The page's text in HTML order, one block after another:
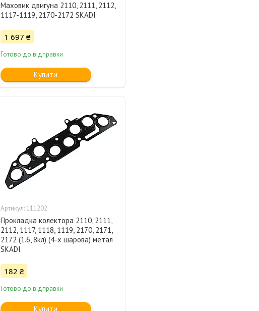
Маховик двигуна 2110, 2111, 2112,
1117-1119, 2170-2172 SKADI
1 697 ₴
Готово до відправки
Купити
111202
Прокладка колектора 2110, 2111,
2112, 1117, 1118, 1119, 2170, 2171,
2172 (1.6, 8кл) (4-х шарова) метал
SKADI
182 ₴
Готово до відправки
Купити